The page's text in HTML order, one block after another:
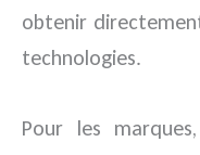
obtenir
technologies.
Pour les